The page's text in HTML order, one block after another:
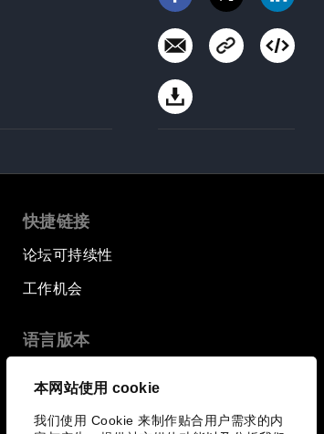
本网站使用 cookie
我们使用 Cookie 来制作贴合用户需求的内
快捷链接
论坛可持续性
工作机会
语言版本